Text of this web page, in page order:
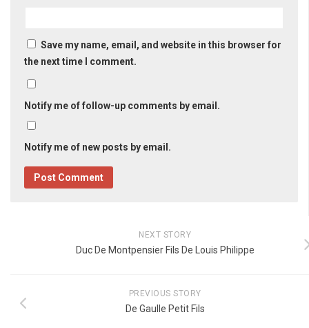
Save my name, email, and website in this browser for
the next time I comment.
Notify me of follow-up comments by email.
Notify me of new posts by email.
NEXT STORY
Duc De Montpensier Fils De Louis Philippe
PREVIOUS STORY
De Gaulle Petit Fils